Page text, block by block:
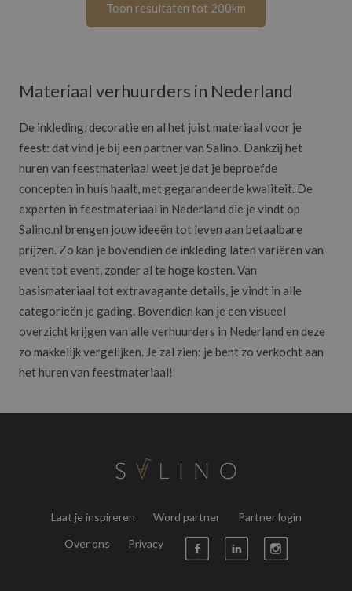
Toon resultaten tot 200km
Materiaal verhuurders in Nederland
De inkleding, decoratie en al het juist materiaal voor je
feest: dat vind je bij een partner van Salino. Dankzij het
huren van feestmateriaal weet je dat je beproefde
concepten in huis haalt, met gegarandeerde kwaliteit. De
experten in feestmateriaal in Nederland die je vindt op
Salino.nl brengen jouw ideeën tot leven aan betaalbare
prijzen. Zo kan je bovendien de inkleding laten variëren van
event tot event, zonder al te hoge kosten. Van
basismateriaal tot extravagante details, je vindt in alle
categorieën je gading. Bovendien kan je een visueel
overzicht krijgen van alle verhuurders in Nederland en deze
zo makkelijk vergelijken. Je zal zien: je bent zo verkocht aan
het huren van feestmateriaal!
Laat je inspireren Word partner
Partner login
Over ons
Privacy